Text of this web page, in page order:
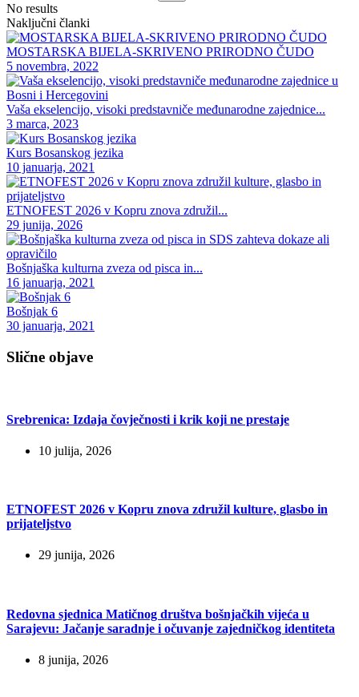
No results
Naključni članki
MOSTARSKA BIJELA-SKRIVENO PRIRODNO ČUDO
5 novembra, 2022
Vaša ekselencijo, visoki predstavniče međunarodne zajednice...
3 marca, 2023
Kurs Bosanskog jezika
10 januarja, 2021
ETNOFEST 2026 v Kopru znova združil...
29 junija, 2026
Bošnjaška kulturna zveza od pisca in...
16 januarja, 2021
Bošnjak 6
30 januarja, 2021
Slične objave
Srebrenica: Izdaja čovječnosti i krik koji ne prestaje
10 julija, 2026
ETNOFEST 2026 v Kopru znova združil kulture, glasbo in
prijateljstvo
29 junija, 2026
Redovna sjednica Matičnog društva bošnjačkih vijeća u
Sarajevu: Jačanje saradnje i očuvanje zajedničkog identiteta
8 junija, 2026